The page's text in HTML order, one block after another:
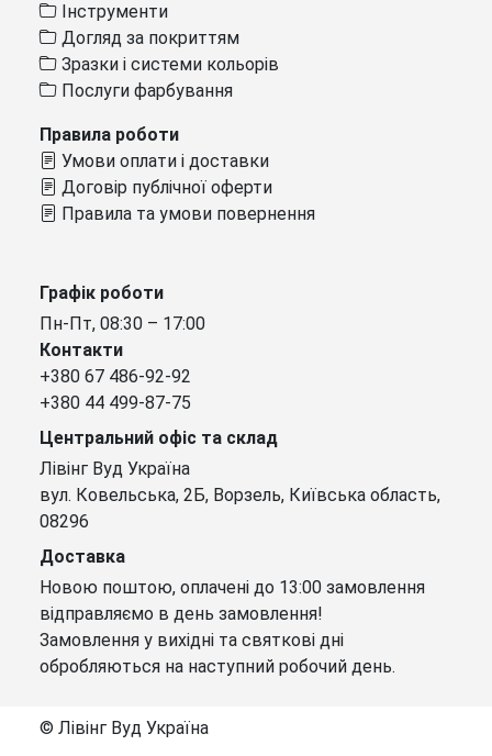
Інструменти
Догляд за покриттям
Зразки і системи кольорів
Послуги фарбування
Правила роботи
Умови оплати і доставки
Договір публічної оферти
Правила та умови повернення
Графік роботи
Пн-Пт, 08:30 – 17:00
Контакти
+380 67 486-92-92
+380 44 499-87-75
Центральний офіс та склад
Лівінг Вуд Україна
вул. Ковельська, 2Б, Ворзель, Київська область,
08296
Доставка
Новою поштою, оплачені до 13:00 замовлення
відправляємо в день замовлення!
Замовлення у вихідні та святкові дні
обробляються на наступний робочий день.
© Лівінг Вуд Україна